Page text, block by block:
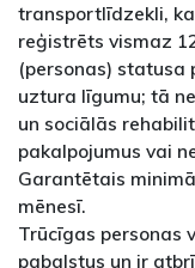
transportlīdzekli,
reģistrēts vismaz
(personas) statusa
uztura līgumu; tā
un sociālās
pakalpojumus vai
Garantētais
mēnesī.
Trūcīgas personas
pabalstus un ir